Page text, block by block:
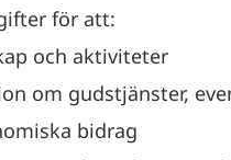
för att:
och aktiviteter
om gudstjänster,
bidrag